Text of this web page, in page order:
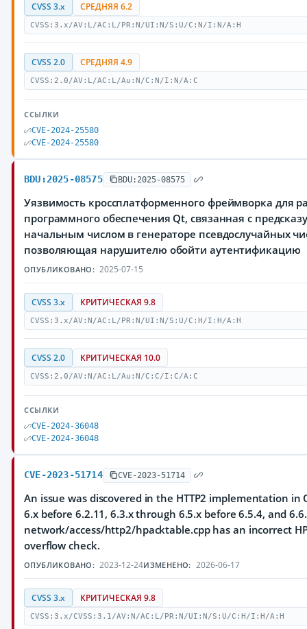
CVSS 3.x СРЕДНЯЯ 6.2
CVSS:3.x/AV:L/AC:L/PR:N/UI:N/S:U/C:N/I:N/A:H
CVSS 2.0 СРЕДНЯЯ 4.9
CVSS:2.0/AV:L/AC:L/Au:N/C:N/I:N/A:C
ССЫЛКИ
CVE-2024-25580
CVE-2024-25580
BDU:2025-08575 BDU:2025-08575
Уязвимость кроссплатформенного фреймворка для
программного обеспечения Qt, связанная с
начальным числом в генераторе псевдослучайных
позволяющая нарушителю обойти аутентификацию
ОПУБЛИКОВАНО: 2025-07-15
CVSS 3.x КРИТИЧЕСКАЯ 9.8
CVSS:3.x/AV:N/AC:L/PR:N/UI:N/S:U/C:H/I:H/A:H
CVSS 2.0 КРИТИЧЕСКАЯ 10.0
CVSS:2.0/AV:N/AC:L/Au:N/C:C/I:C/A:C
ССЫЛКИ
CVE-2024-36048
CVE-2024-36048
CVE-2023-51714 CVE-2023-51714
An issue was discovered in the HTTP2 implementation in
6.x before 6.2.11, 6.3.x through 6.5.x before 6.5.4, and
network/access/http2/hpacktable.cpp has an incorrect
overflow check.
ОПУБЛИКОВАНО: 2023-12-24ИЗМЕНЕНО: 2026-06-17
CVSS 3.x КРИТИЧЕСКАЯ 9.8
CVSS:3.x/CVSS:3.1/AV:N/AC:L/PR:N/UI:N/S:U/C:H/I:H/A:H